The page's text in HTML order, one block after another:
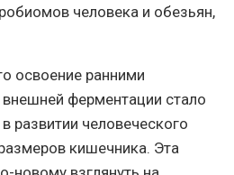
человека и обезьян,
освоение ранними
ферментации стало
человеческого
кишечника. Эта